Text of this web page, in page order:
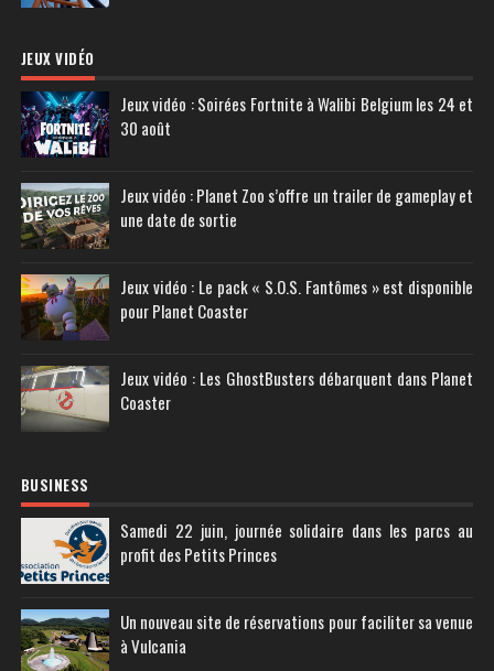
JEUX VIDÉO
Jeux vidéo : Soirées Fortnite à Walibi Belgium les 24 et
30 août
Jeux vidéo : Planet Zoo s’offre un trailer de gameplay et
une date de sortie
Jeux vidéo : Le pack « S.O.S. Fantômes » est disponible
pour Planet Coaster
Jeux vidéo : Les GhostBusters débarquent dans Planet
Coaster
BUSINESS
Samedi 22 juin, journée solidaire dans les parcs au
profit des Petits Princes
Un nouveau site de réservations pour faciliter sa venue
à Vulcania